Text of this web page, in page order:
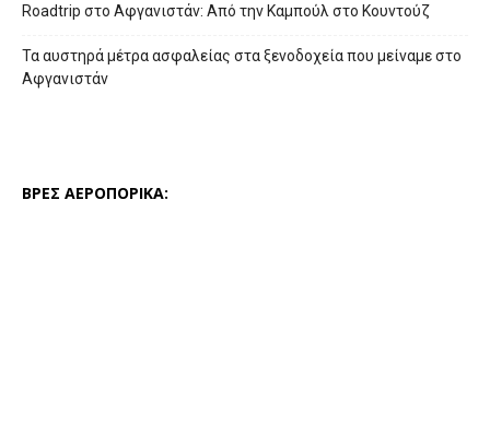
Roadtrip στο Αφγανιστάν: Από την Καμπούλ στο Κουντούζ
Τα αυστηρά μέτρα ασφαλείας στα ξενοδοχεία που μείναμε στο
Αφγανιστάν
ΒΡΕΣ ΑΕΡΟΠΟΡΙΚΑ: